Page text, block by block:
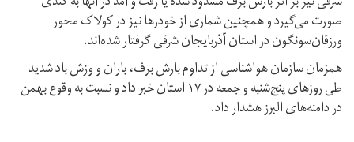
صورت می‌گیرد و همچنین شماری از خودرها نیز در کولاک محور
ورزقان‌سونگون در استان آذربایجان شرقی گرفتار شده‌اند.
همزمان سازمان هواشناسی از تداوم بارش برف، باران و وزش باد شدید
طی روزهای پنج‌شنبه و جمعه در ۱۷ استان خبر داد و نسبت به وقوع بهمن
در دامنه‌های البرز هشدار داد.